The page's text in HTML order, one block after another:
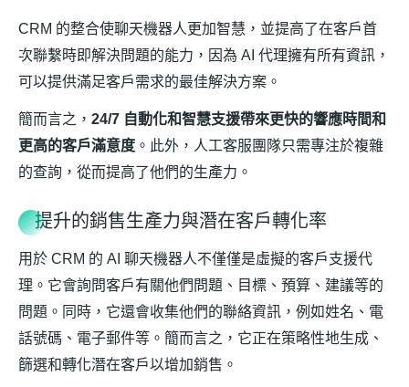
CRM 的整合使聊天機器人更加智慧，並提高了在客戶首
次聯繫時即解決問題的能力，因為 AI 代理擁有所有資訊，
可以提供滿足客戶需求的最佳解決方案。
簡而言之， 24/7 自動化和智慧支援帶來更快的響應時間和
更高的客戶滿意度 。此外，人工客服團隊只需專注於複雜
的查詢，從而提高了他們的生產力。
提升的銷售生產力與潛在客戶轉化率
用於 CRM 的 AI 聊天機器人不僅僅是虛擬的客戶支援代
理。它會詢問客戶有關他們問題、目標、預算、建議等的
問題。同時，它還會收集他們的聯絡資訊，例如姓名、電
話號碼、電子郵件等。簡而言之，它正在策略性地生成、
篩選和轉化潛在客戶以增加銷售。